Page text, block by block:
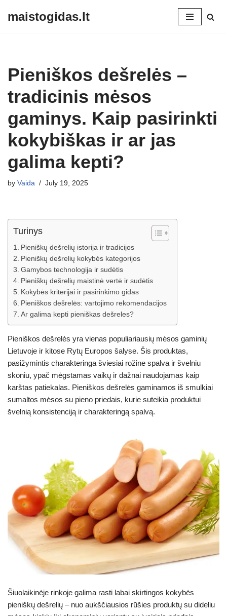
maistogidas.lt
Pieniškos dešrelės –
tradicinis mėsos
gaminys. Kaip pasirinkti
kokybiškas ir ar jas
galima kepti?
by Vaida July 19, 2025
Turinys
Pieniškų dešrelių istorija ir tradicijos
Pieniškų dešrelių kokybės kategorijos
Gamybos technologija ir sudėtis
Pieniškų dešrelių maistinė vertė ir sudėtis
Kokybės kriterijai ir pasirinkimo gidas
Pieniškos dešrelės: vartojimo rekomendacijos
Ar galima kepti pieniškas dešreles?
Pieniškos dešrelės yra vienas populiariausių mėsos gaminių
Lietuvoje ir kitose Rytų Europos šalyse. Šis produktas,
pasižymintis charakteringa šviesiai rožine spalva ir švelniu
skoniu, ypač mėgstamas vaikų ir dažnai naudojamas kaip
karštas patiekalas. Pieniškos dešrelės gaminamos iš smulkiai
sumaltos mėsos su pieno priedais, kurie suteikia produktui
švelnią konsistenciją ir charakteringą spalvą.
Šiuolaikinėje rinkoje galima rasti labai skirtingos kokybės
pieniškų dešrelių – nuo aukščiausios rūšies produktų su dideliu